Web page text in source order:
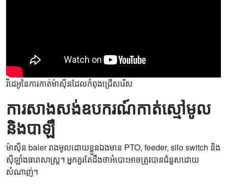
វីដេអូនៃការកាត់ម៉ាស៊ីនដែលកំពុងជ្រើសរើស
ការសាងសង់ឧបករណ៍កាត់ស្មៅមូល
និងបាឡឺ
ម៉ាស៊ីន baler រាងមូលដោយខ្លួនឯងមាន PTO, feeder, silo switch និង
ស៊ីឡាំងធារាសាស្ត្រ។ អ្នកគួរតែដឹងថាអំបោះអាចត្រូវបានជំនួសដោយ
សំណាញ់។